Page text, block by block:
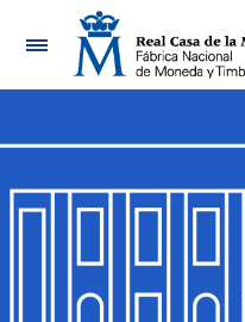
Navegación
Mostrar/Ocultar
Mostrar/Ocultar